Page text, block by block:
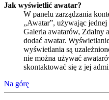
Jak wyświetlić awatar?
W panelu zarządzania
„Awatar”, używając
Galeria awatarów, Zdalny
dodać awatar.
wyświetlania są
nie można używać
skontaktować się z jej
Na górę